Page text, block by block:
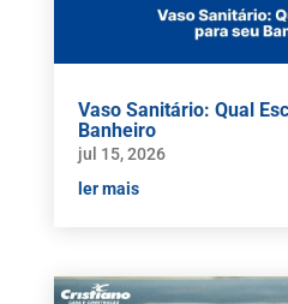
Vaso Sanitário: Qual
Banheiro
jul 15, 2026
ler mais